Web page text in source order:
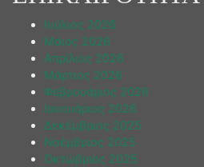
Ιούλιος 2026
Μάιος 2026
Απρίλιος 2026
Μάρτιος 2026
Φεβρουάριος 2026
Ιανουάριος 2026
Δεκέμβριος 2025
Νοέμβριος 2025
Οκτώβριος 2025